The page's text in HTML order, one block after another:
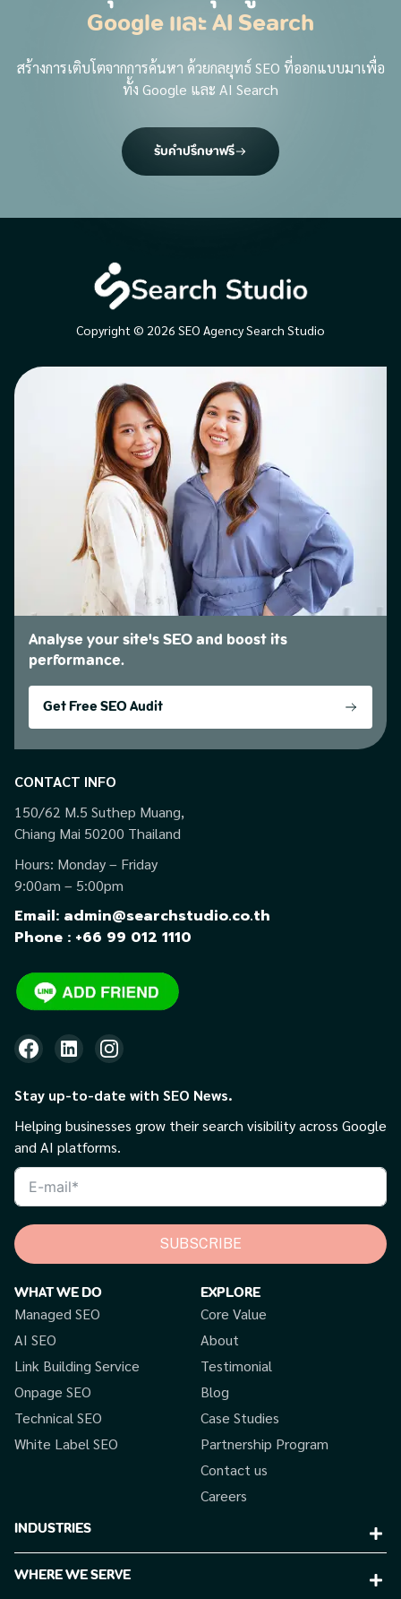
Google และ AI Search
สร้างการเติบโตจากการค้นหา ด้วยกลยุทธ์ SEO ที่ออกแบบมาเพื่อ
ทั้ง Google และ AI Search
รับคำปรึกษาฟรี
Copyright © 2026 SEO Agency Search Studio
Analyse your site's SEO and boost its
performance.
Get Free SEO Audit
CONTACT INFO
150/62 M.5 Suthep Muang,
Chiang Mai 50200 Thailand
Hours: Monday – Friday
9:00am – 5:00pm
Email: admin@searchstudio.co.th
Phone : +66 99 012 1110
Stay up-to-date with SEO News.
Helping businesses grow their search visibility across Google
and AI platforms.
SUBSCRIBE
WHAT WE DO
Managed SEO
AI SEO
Link Building Service
Onpage SEO
Technical SEO
White Label SEO
EXPLORE
Core Value
About
Testimonial
Blog
Case Studies
Partnership Program
Contact us
Careers
INDUSTRIES
WHERE WE SERVE